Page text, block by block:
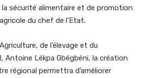
sécurité alimentaire et de promotion
du chef de l’Etat.
de l’élevage et du
Antoine Lékpa Gbégbéni, la création
régional permettra d’améliorer